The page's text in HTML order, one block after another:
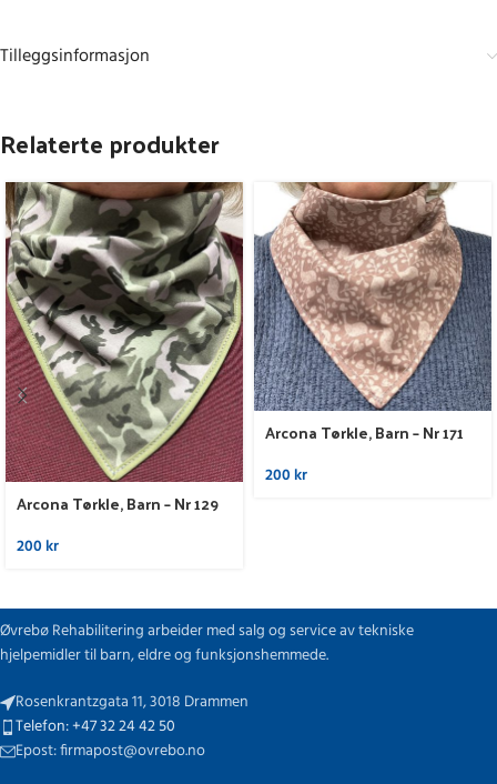
Tilleggsinformasjon
Relaterte produkter
Arcona Tørkle, Barn – Nr 129
200kr
Arcona Tørkle, Barn – Nr 171
200kr
Øvrebø Rehabilitering arbeider med salg og service av tekniske
hjelpemidler til barn, eldre og funksjonshemmede.
Rosenkrantzgata 11, 3018 Drammen
Telefon: +47 32 24 42 50
Epost: firmapost@ovrebo.no